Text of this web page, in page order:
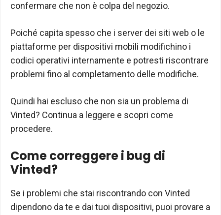
confermare che non è colpa del negozio.
Poiché capita spesso che i server dei siti web o le
piattaforme per dispositivi mobili modifichino i
codici operativi internamente e potresti riscontrare
problemi fino al completamento delle modifiche.
Quindi hai escluso che non sia un problema di
Vinted? Continua a leggere e scopri come
procedere.
Come correggere i bug di
Vinted?
Se i problemi che stai riscontrando con Vinted
dipendono da te e dai tuoi dispositivi, puoi provare a